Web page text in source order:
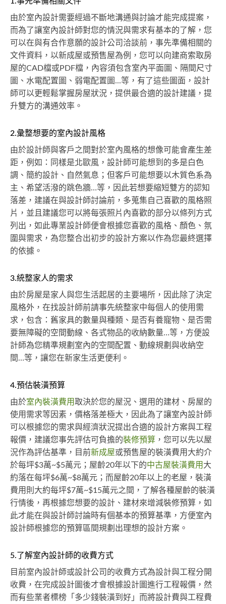
由於室內設計需要經過不斷地溝通與討論才能完成提案，
而為了讓室內設計師對您的情況與需求有基本的了解，您
可以在與有合作意願的設計公司洽談前，事先準備相關的
文件資料，以新成屋或預售屋為例，您可以向建商索取房
屋的CAD檔或PDF檔，內容須包含室內平面圖、隔間尺寸
圖、水電配置圖、弱電配置圖...等，有了這些圖面，設計
師可以更輕鬆掌握房屋狀況，提供最合適的設計建議，提
升雙方的溝通效率。
2.彙整想要的室內設計風格
由於設計師與客戶之間對於室內風格的想像可能會產生差
距，例如：同樣是北歐風，設計師可能想到的多是白色
調、簡約設計、自然氣息；但客戶可能想要以木質色系為
主、希望活潑的跳色牆…等，因此若想要縮短雙方的認知
落差，建議在與設計師討論前，多蒐集自己喜歡的風格照
片，並且建議您可以將每張照片內喜歡的部分以條列方式
列出，如此專業設計師便會根據您喜歡的風格、顏色、氛
圍與需求，為您整合出初步的設計方案以作為您最終選擇
的依據。
3.統整家人的需求
由於房屋是家人與您生活起居的主要場所，因此除了決定
風格外，在找設計師前請事先統整家中每個人的使用需
求，包含：舊家具的數量與種類、是否有養寵物、是否需
要無障礙的空間動線、各式物品的收納數量…等，方便設
計師為您精準規劃室內的空間配置、動線規劃與收納空
間…等，讓您在新家生活更便利。
4.預估裝潢預算
由於室內裝潢費用取決於您的屋況、選用的建材、房屋的
使用需求等因素，價格落差極大，因此為了讓室內設計師
可以根據您的需求與經濟狀況提出合適的設計方案與工程
報價，建議您事先評估可負擔的裝修預算 ，您可以先以屋
況作為評估基準，目前新成屋或預售屋的裝潢費用大約介
於每坪$3萬~$5萬元；屋齡20年以下的中古屋裝潢費用 大
約落在每坪$6萬~$8萬元；而屋齡20年以上的老屋，裝潢
費用則大約每坪$7萬~$15萬元之間，了解各種屋齡的裝潢
行情後，再根據您想要的設計、建材來增減裝修預算，如
此才能在與設計師討論時有個基本的預算基準，方便室內
設計師根據您的預算區間規劃出理想的設計方案。
5.了解室內設計師的收費方式
目前室內設計師或設計公司的收費方式為設計與工程分開
收費，在完成設計圖後才會根據設計圖進行工程報價，然
而有些業者標榜「多少錢裝潢到好」而將設計費與工程費